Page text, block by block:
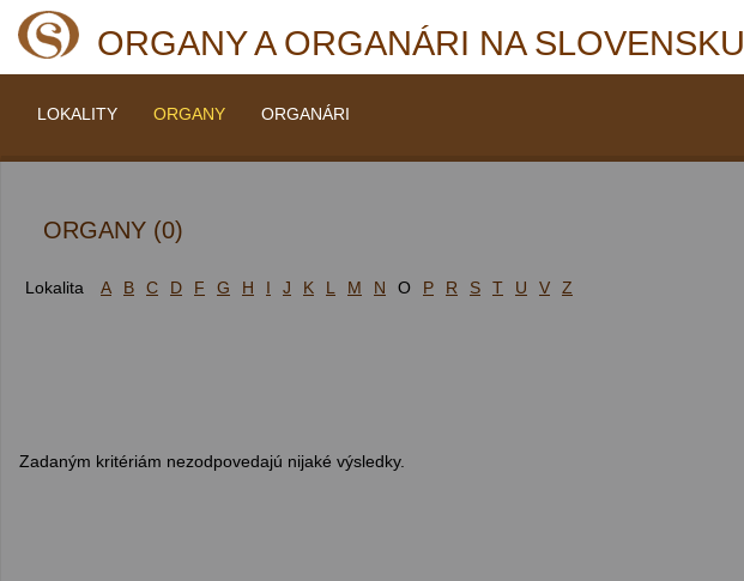
ORGANY A ORGANÁRI NA SLOVENSKU
LOKALITY ORGANY ORGANÁRI
ORGANY (0)
Lokalita A B C D F G H I J K L M N O P R S T U V Z
Zadaným kritériám nezodpovedajú nijaké výsledky.